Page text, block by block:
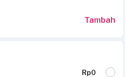
Tambah
Rp0